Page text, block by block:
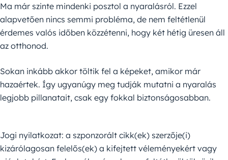
Ma már szinte mindenki posztol a nyaralásról. Ezzel
alapvetően nincs semmi probléma, de nem feltétlenül
érdemes valós időben közzétenni, hogy két hétig üresen áll
az otthonod.
Sokan inkább akkor töltik fel a képeket, amikor már
hazaértek. Így ugyanúgy meg tudják mutatni a nyaralás
legjobb pillanatait, csak egy fokkal biztonságosabban.
Jogi nyilatkozat: a szponzorált cikk(ek) szerzője(i)
kizárólagosan felelős(ek) a kifejtett véleményekért vagy